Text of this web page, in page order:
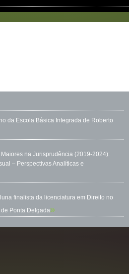
da Escola Básica Integrada de Roberto
na Jurisprudência (2019-2024):
– Perspectivas Analíticas e
finalista da licenciatura em Direito no
Ponta Delgada»